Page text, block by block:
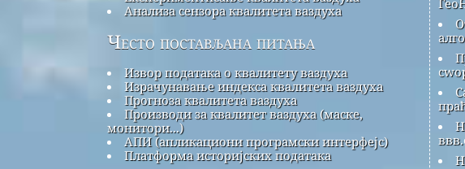
Анализа сензора квалитета ваздуха
Често постављана питања
Извор података о квалитету ваздуха
Израчунавање индекса квалитета ваздуха
Прогноза квалитета ваздуха
Производи за квалитет ваздуха (маске,
монитори...)
АПИ (апликациони програмски интерфејс)
Платформа историјских података